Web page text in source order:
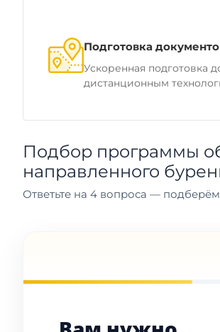
Подготовка
Ускоренная подготовка
дистанционным
Подбор программы
направленного
Ответьте на 4 вопроса —